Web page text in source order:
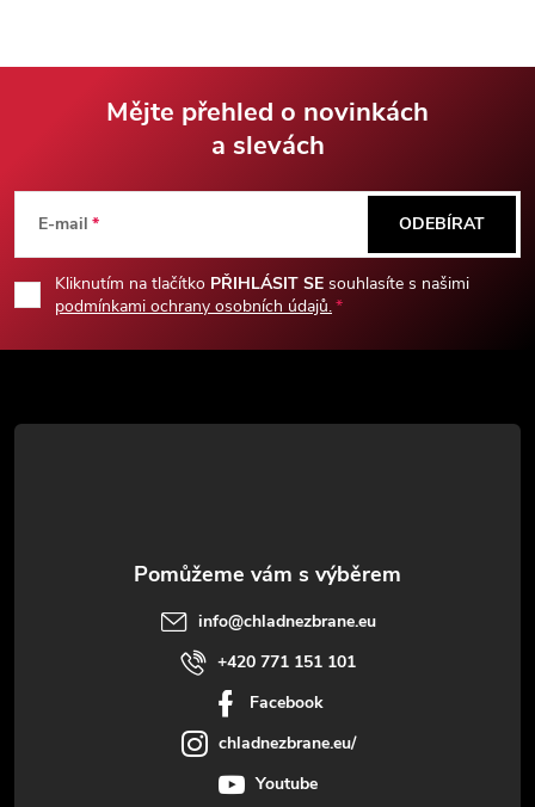
p
a
Mějte přehled o novinkách
a slevách
E-mail
Kliknutím na tlačítko PŘIHLÁSIT SE souhlasíte s našimi
podmínkami ochrany osobních údajů.
ODEBÍRAT
info@chladnezbrane.eu
+420 771 151 101
Facebook
chladnezbrane.eu/
Youtube